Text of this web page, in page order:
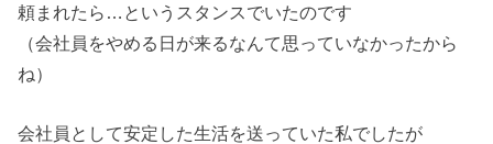
頼まれたら…というスタンスでいたのです
（会社員をやめる日が来るなんて思っていなかったから
ね）
会社員として安定した生活を送っていた私でしたが